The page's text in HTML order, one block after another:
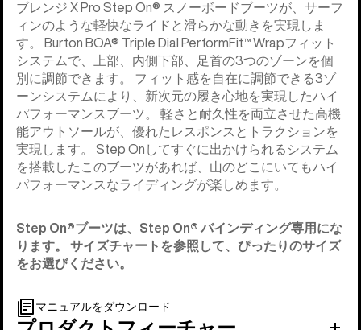
ブレンジ X Pro Step On® スノーボードブーツが、サーフ
ィンのような軽快なライドと滑らかな動きを実現しま
す。 Burton BOA® Triple Dial PerformFit™ Wrapフィット
システムで、上部、内側下部、足首の3つのゾーンを個
別に調節できます。 フィット感を自在に調節できる3ゾ
ーンシステムにより、新次元の履き心地を実現したハイ
パフォーマンスブーツ。 軽さと耐久性を両立させた高機
能アウトソールが、優れたレスポンスとトラクションを
実現します。 Step Onしてすぐに出かけられるシステム
を搭載したこのブーツがあれば、山のどこにいてもハイ
パフォーマンスなライディングが楽しめます。
Step On®︎ブーツは、Step On®︎ バインディング専用にな
ります。 サイズチャートを参照して、ぴったりのサイズ
をお選びください。
マニュアルをダウンロード